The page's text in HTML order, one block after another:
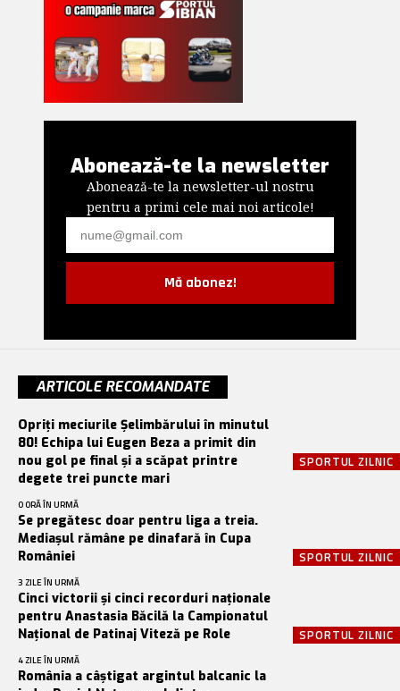
Abonează-te la newsletter
Abonează-te la newsletter-ul nostru
pentru a primi cele mai noi articole!
Mă abonez!
ARTICOLE RECOMANDATE
SPORTUL ZILNIC
Opriți meciurile Șelimbărului în minutul
80! Echipa lui Eugen Beza a primit din
nou gol pe final și a scăpat printre
degete trei puncte mari
O ORĂ ÎN URMĂ
SPORTUL ZILNIC
Se pregătesc doar pentru liga a treia.
Mediașul rămâne pe dinafară în Cupa
României
3 ZILE ÎN URMĂ
SPORTUL ZILNIC
Cinci victorii și cinci recorduri naționale
pentru Anastasia Băcilă la Campionatul
Național de Patinaj Viteză pe Role
4 ZILE ÎN URMĂ
România a câștigat argintul balcanic la